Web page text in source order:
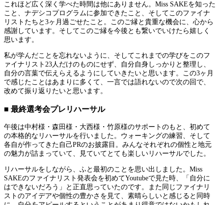
これほど広く深く学べた時間は他にありません。Miss SAKEを知った
こと、ナデシコプログラムに参加できたこと、そしてこのファイナ
リストたちと3ヶ月過ごせたこと。このご縁と貴重な機会に、心から
感謝しています。そしてこのご縁を今後とも繋いでいけたら嬉しく
思います。
私が学んだことを忘れないように、そしてこれまでの学びをこのフ
ァイナリスト23人だけのものにせず、自分自身しっかりと整理し、
自分の言葉で伝えらえるようにしていきたいと思います。この3ヶ月
で感じたことはあまりに多くて、一言では語れないので次の回で、
改めて振り返りたいと思います。
■ 最終選考会プレリハーサル
午後は中村様・森田様・大西様・竹原様のサポートのもと、初めて
の本格的なリハーサルを行いました。ウォーキングの練習、そして
各自が作ってきた自己PRのお披露目。みんなそれぞれの個性と地元
の魅力が詰まっていて、見ていてとても楽しいリハーサルでした。
リハーサルをしながら、ふと最初のことを思い出しました。Miss
SAKEのファイナリスト発表会を初めてYoutubeで見た時、「自分に
はできないだろう」と正直思っていたのです。また同じファイナリ
ストのアイデアや個性の豊かさを見て、素晴らしいと感じると同時